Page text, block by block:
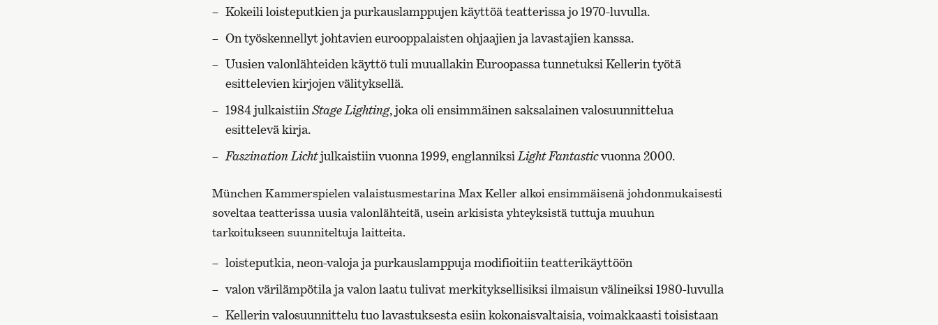
Kokeili loisteputkien ja purkauslamppujen käyttöä teatterissa jo 1970-luvulla.
On työskennellyt johtavien eurooppalaisten ohjaajien ja lavastajien kanssa.
Uusien valonlähteiden käyttö tuli muuallakin Euroopassa tunnetuksi Kellerin työtä
esittelevien kirjojen välityksellä.
1984 julkaistiinStage Lighting, joka oli ensimmäinen saksalainen valosuunnittelua
esittelevä kirja.
Faszination Lichtjulkaistiin vuonna 1999, englanniksi Light Fantasticvuonna 2000.
München Kammerspielen valaistusmestarina Max Keller alkoi ensimmäisenä johdonmukaisesti
soveltaa teatterissa uusia valonlähteitä, usein arkisista yhteyksistä tuttuja muuhun
tarkoitukseen suunniteltuja laitteita.
loisteputkia, neon-valoja ja purkauslamppuja modifioitiin teatterikäyttöön
valon värilämpötila ja valon laatu tulivat merkityksellisiksi ilmaisun välineiksi 1980-luvulla
Kellerin valosuunnittelu tuo lavastuksesta esiin kokonaisvaltaisia, voimakkaasti toisistaan